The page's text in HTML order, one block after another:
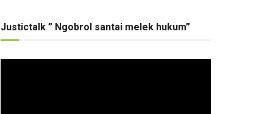
Justictalk ” Ngobrol santai melek hukum”